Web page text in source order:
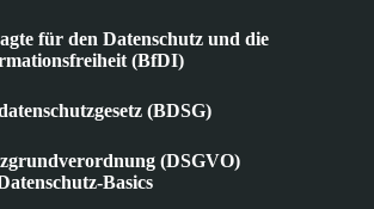
für den Datenschutz und die
(BfDI)
(BDSG)
(DSGVO)
Basics